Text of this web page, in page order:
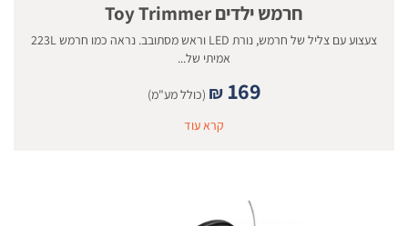
חרמש ילדים Toy Trimmer
צעצוע עם צליל של חרמש, נורת LED וראש מסתובב. נראה כמו חרמש 223L
אמיתי של...
₪ 169
(כולל מע"מ)
קרא עוד